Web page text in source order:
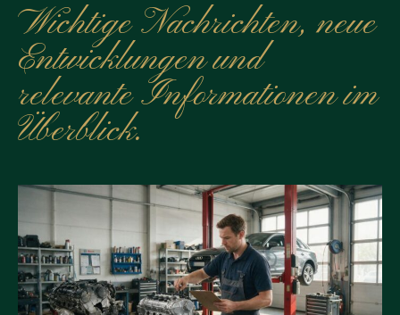
Wichtige Nachrichten, neue
Entwicklungen und
relevante Informationen im
Überblick.